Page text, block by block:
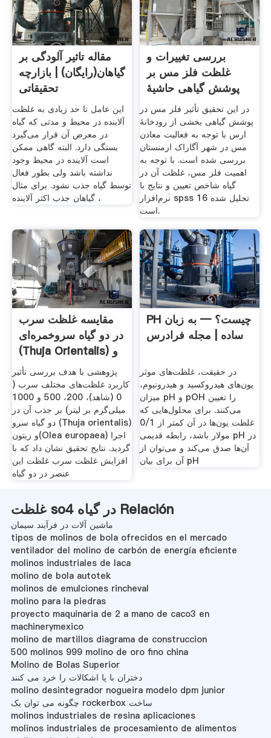
مقاله تاثیر آلودگی بر
گیاهان(رایگان) | بازارچه
تحقیقاتی
این عامل تا حد زیادی به غلظت
آلاینده در محیط و مدتی که گیاه
در معرض آن قرار می‌گیرد
بستگی دارد. البته گاهی ممکن
است آلاینده در محیط وجود
نداشته باشد ولی بطور فعال
توسط گیاه جذب نشود. برای مثال
، گیاهان جذب اکثر آلاینده
بررسی تغییرات و
غلظت فلز مس بر
پوشش گیاهی حاشیۀ
ارس با
در این تحقیق تأثیر فلز مس در
پوشش گیاهی بخشی از رودخانۀ
ارس با توجه به فعالیت معادن
مس در شهر آگاراک ارمنستان
بررسی شده است. با توجه به
اهمیت فلز مس، غلظت آن در
گیاه شاخص تعیین و نتایج با
نرم‌افزار spss 16 تحلیل شده
است.
مقایسه غلظت سرب
در دو گیاه سروخمره‌ای
(Thuja Orientalis) و
پژوهشی با هدف بررسی تأثیر
کاربرد غلظت‌های مختلف سرب (
0 (شاهد)، 200، 500 و 1000
میلی‌گرم بر لیتر) بر جذب آن در
دو گیاه سرو (Thuja orientalis)
و زیتون(Olea europaea) اجرا
گردید. نتایج تحقیق نشان داد که با
افزایش غلظت سرب غلظت این
عنصر در دو گیاه
PH چیست؟ — به زبان
ساده | مجله فرادرس
در حقیقت، غلظت‌های موثر
یون‌های هیدروکسید و هیدرونیوم،
میزان pH و pOH را تعیین
می‌کنند. برای محلول‌هایی که
غلظت یون‌ها در آن کمتر از 0/1
مولار باشد، رابطه قدیمی pH در
آن‌ها صدق می‌کند و می‌توان از
آن‌ برای بیان ‌pH
غلظت so4 در گیاه Relación
ماشین آلات در فرآیند سیمان
tipos de molinos de bola ofrecidos en el mercado
ventilador del molino de carbón de energía eficiente
molinos industriales de laca
molino de bola autotek
molinos de emulciones rincheval
molino para la piedras
proyecto maquinaria de 2 a mano de caco3 en
machinerymexico
molino de martillos diagrama de construccion
500 molinos 999 molino de oro fino china
Molino de Bolas Superior
دختران با پا اشکالات را خرد می کنند
molino desintegrador nogueira modelo dpm junior
چگونه می توان یک rockerbox ساخت
molinos industriales de resina aplicaciones
molinos industriales de procesamiento de alimentos